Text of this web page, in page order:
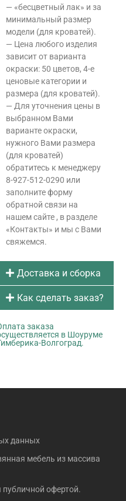
— «бесцветный лак» и за
минимальный размер
модели (для кроватей).
— Цена любого изделия
зависит от варианта
окраски: 50 цветов, 4-е
ценовые категории и
размера (для кроватей).
— Для уточнения цены в
выбранном Вами
варианте окраски,
нужного Вами размера
(для кроватей)
обратитесь к менеджеру
8-927-512-0290 или
заполните форму
обратной связи на
нашем сайте , в разделе
«Контакты» и мы с Вами
свяжемся.
Доставка и сборка
Как сделать заказ?
заказа
в Шоуруме
Волгоград.
данных
мебель из массива
офертой.